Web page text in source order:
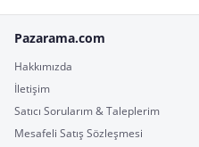
Pazarama.com
Hakkımızda
İletişim
Satıcı Sorularım & Taleplerim
Mesafeli Satış Sözleşmesi